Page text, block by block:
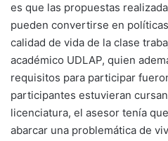
es que las propuestas
pueden convertirse en
calidad de vida de la clase
académico UDLAP, quien
requisitos para participar
participantes estuvieran
licenciatura, el asesor tenía
abarcar una problemática de